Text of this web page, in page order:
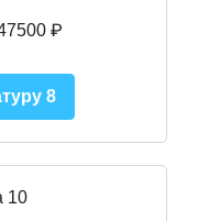
00 ₽
8
10